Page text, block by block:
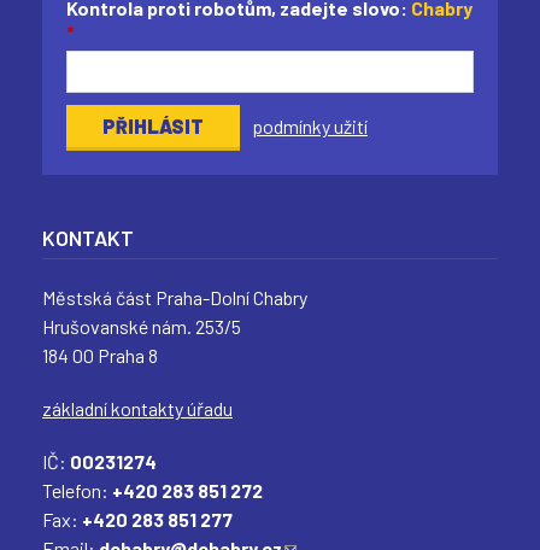
Kontrola proti robotům, zadejte slovo: Chabry
*
podmínky užití
KONTAKT
Městská část Praha-Dolní Chabry
Hrušovanské nám. 253/5
184 00 Praha 8
základní kontakty úřadu
IČ: 00231274
Telefon: +420 283 851 272
Fax: +420 283 851 277